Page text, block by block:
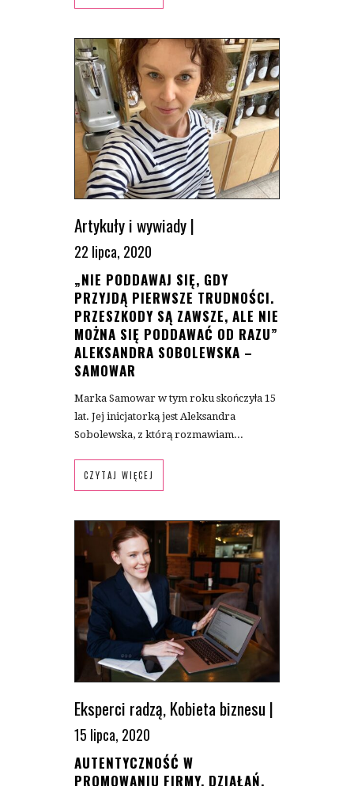
Artykuły i wywiady|
22 lipca, 2020
„NIE PODDAWAJ SIĘ, GDY
PRZYJDĄ PIERWSZE TRUDNOŚCI.
PRZESZKODY SĄ ZAWSZE, ALE NIE
MOŻNA SIĘ PODDAWAĆ OD RAZU”
ALEKSANDRA SOBOLEWSKA –
SAMOWAR
Marka Samowar w tym roku skończyła 15
lat. Jej inicjatorką jest Aleksandra
Sobolewska, z którą rozmawiam...
CZYTAJ WIĘCEJ
Eksperci radzą,Kobieta biznesu |
15 lipca, 2020
AUTENTYCZNOŚĆ W
PROMOWANIU FIRMY, DZIAŁAŃ,